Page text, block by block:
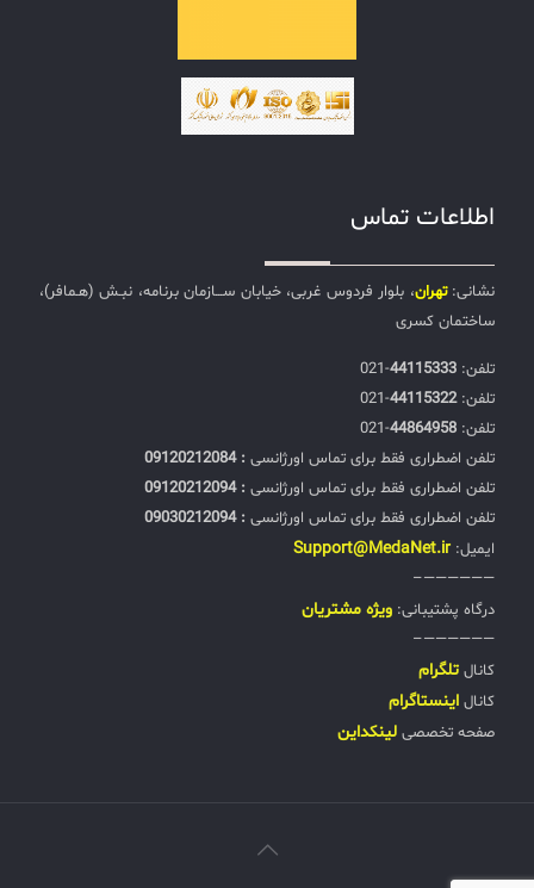
اطلاعات تماس
نشانی:تهران، بلوار فردوس غربی، خیابان ســـازمان برنامه، نبـش (هـمافر)،
ساختمان کسری
تلفن:‌ 44115333
-021
تلفن:‌44115322
-021
تلفن:‌ 44864958
-021
تلفن اضطراری فقط برای تماس اورژانسی : 09120212084
تلفن اضطراری فقط برای تماس اورژانسی : 09120212094
تلفن اضطراری فقط برای تماس اورژانسی : 09030212094
ایمیل: Support@MedaNet.ir
——————–
درگاه پشتیبانی: ويژه مشتریان
——————–
کانال تلگرام
کانال اینستاگرام
صفحه تخصصی لینکداین